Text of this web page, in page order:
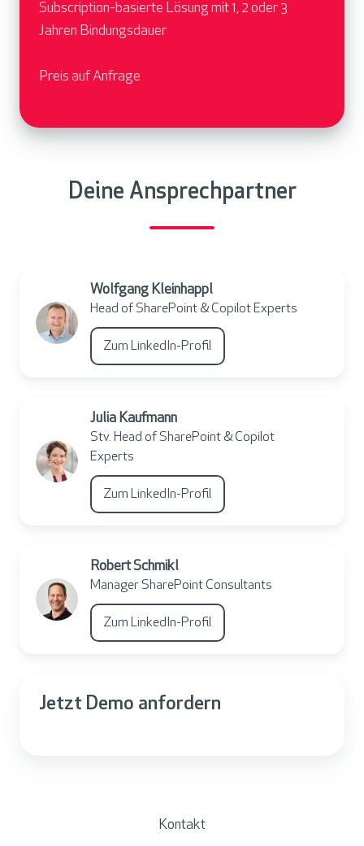
Subscription-basierte Lösung mit 1, 2 oder 3
Jahren Bindungsdauer
Preis auf Anfrage
Deine Ansprechpartner
Wolfgang Kleinhappl
Head of SharePoint & Copilot Experts
Zum LinkedIn-Profil
Julia Kaufmann
Stv. Head of SharePoint & Copilot
Experts
Zum LinkedIn-Profil
Robert Schmikl
Manager SharePoint Consultants
Zum LinkedIn-Profil
Jetzt Demo anfordern
Kontakt